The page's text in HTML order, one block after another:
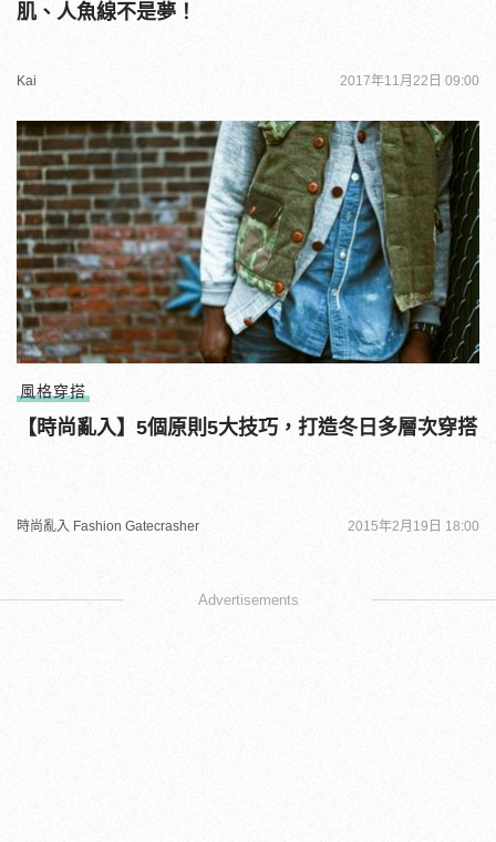
肌、人魚線不是夢！
Kai 2017年11月22日 09:00
風格穿搭
【時尚亂入】5個原則5大技巧，打造冬日多層次穿搭
時尚亂入 Fashion Gatecrasher 2015年2月19日 18:00
Advertisements